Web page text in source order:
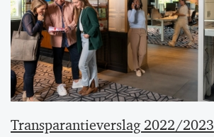
Transparantieverslag 2022/2023